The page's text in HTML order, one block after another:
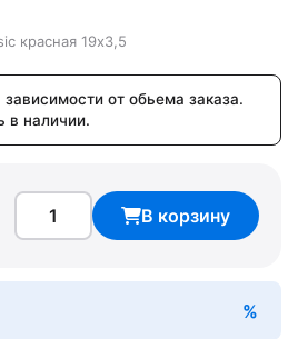
красная 19х3,5
зависимости от обьема заказа.
в наличии.
В корзину